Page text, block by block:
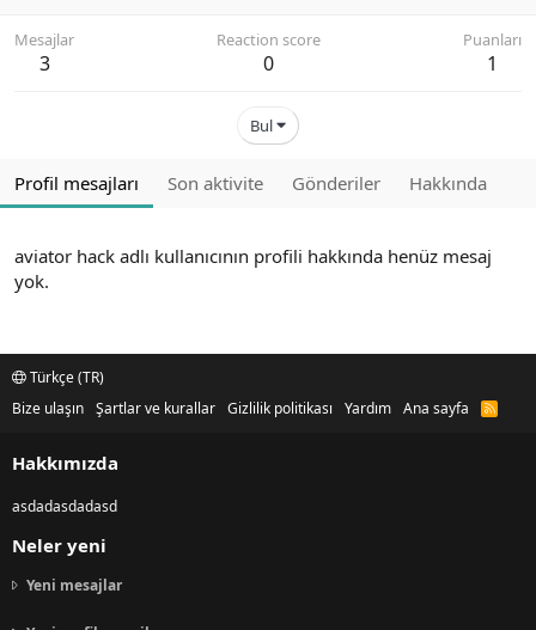
Mesajlar
3
Reaction score
0
Puanları
1
Bul
Profil mesajları Son aktivite Gönderiler Hakkında
aviator hack adlı kullanıcının profili hakkında henüz mesaj
yok.
Türkçe (TR)
Bize ulaşın Şartlar ve kurallar Gizlilik politikası Yardım Ana sayfa
R
Hakkımızda
asdadasdadasd
Neler yeni
Yeni mesajlar